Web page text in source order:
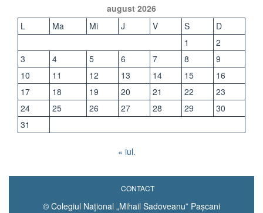
august 2026
L
Ma Mi J V S
D
1
2
3
4 5 6 7 8
9
10
11 12 13 14 15
16
17
18 19 20 21 22
23
24
25 26 27 28 29
30
31
« iul.
CONTACT
© Colegiul Național „Mihail Sadoveanu” Pașcani